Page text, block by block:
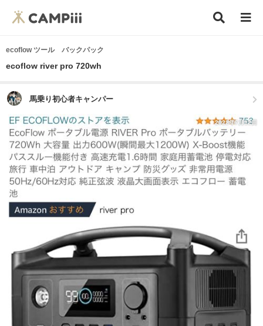
ecoflow ツール バックパック
ecoflow river pro 720wh
馬乗り初心者キャンパー
2022年7月12日